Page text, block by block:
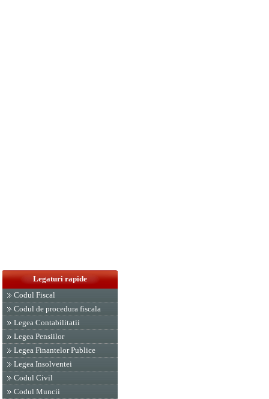
Legaturi rapide
Codul Fiscal
Codul de procedura fiscala
Legea Contabilitatii
Legea Pensiilor
Legea Finantelor Publice
Legea Insolventei
Codul Civil
Codul Muncii